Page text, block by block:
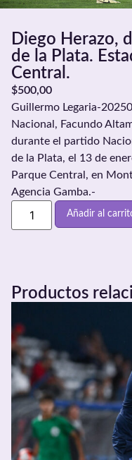
Diego Herazo,
de la Plata.
Central.
$500,00
Guillermo Legaria-
Nacional, Facundo
durante el partido
de la Plata, el 13 de
Parque Central, en
Agencia Gamba.-
Añadir al
Productos